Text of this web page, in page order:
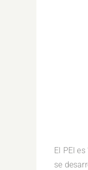
El PEI
se